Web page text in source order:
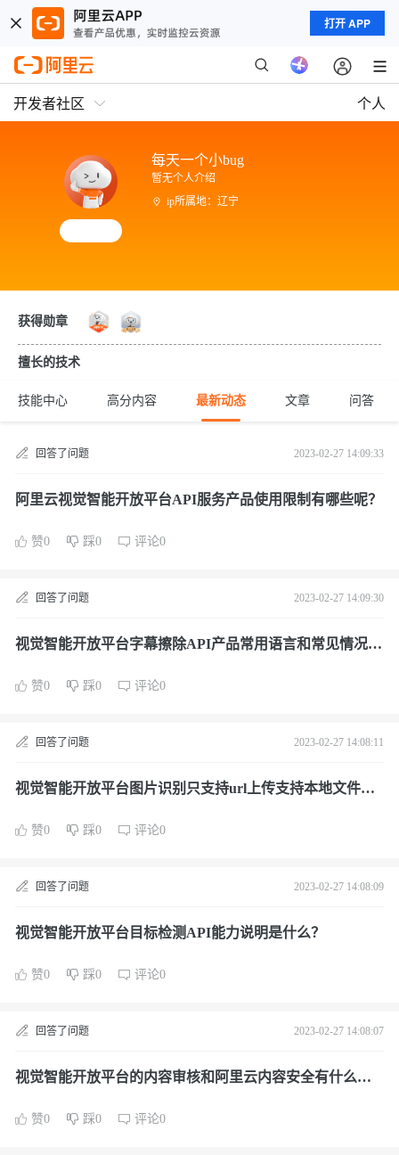
打开 APP
开发者社区 个人
每天一个小bug
暂无个人介绍
ip所属地：辽宁
获得勋章
擅长的技术
技能中心 高分内容 最新动态 文章 问答
回答了问题 2023-02-27 14:09:33
阿里云视觉智能开放平台API服务产品使用限制有哪些呢？
赞0 踩0 评论0
回答了问题 2023-02-27 14:09:30
视觉智能开放平台字幕擦除API产品常用语言和常见情况的
赞0 踩0 评论0
回答了问题 2023-02-27 14:08:11
视觉智能开放平台图片识别只支持url上传支持本地文件
赞0 踩0 评论0
回答了问题 2023-02-27 14:08:09
视觉智能开放平台目标检测API能力说明是什么？
赞0 踩0 评论0
回答了问题 2023-02-27 14:08:07
视觉智能开放平台的内容审核和阿里云内容安全有什么区
赞0 踩0 评论0